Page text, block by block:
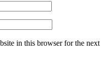
in this browser for the next